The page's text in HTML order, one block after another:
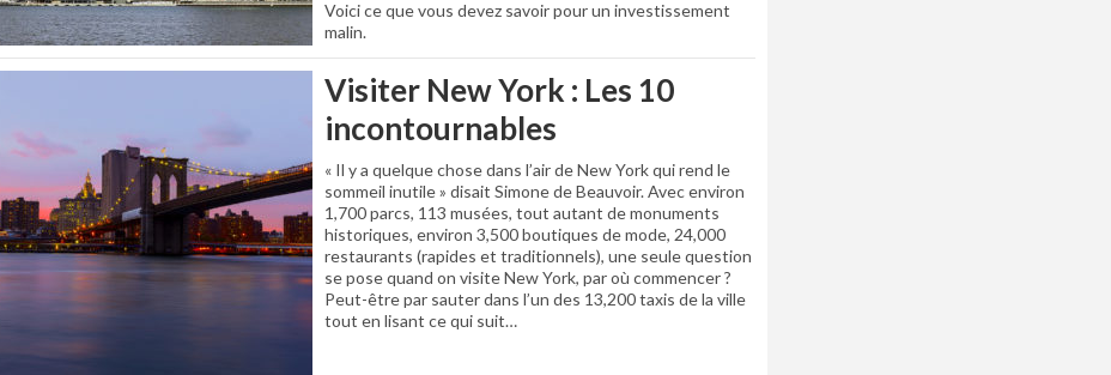
Voici ce que vous devez savoir pour un investissement
malin.
Visiter New York : Les 10
incontournables
« Il y a quelque chose dans l’air de New York qui rend le
sommeil inutile » disait Simone de Beauvoir. Avec environ
1,700 parcs, 113 musées, tout autant de monuments
historiques, environ 3,500 boutiques de mode, 24,000
restaurants (rapides et traditionnels), une seule question
se pose quand on visite New York, par où commencer ?
Peut-être par sauter dans l’un des 13,200 taxis de la ville
tout en lisant ce qui suit…